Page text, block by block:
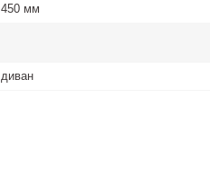
450 мм
диван